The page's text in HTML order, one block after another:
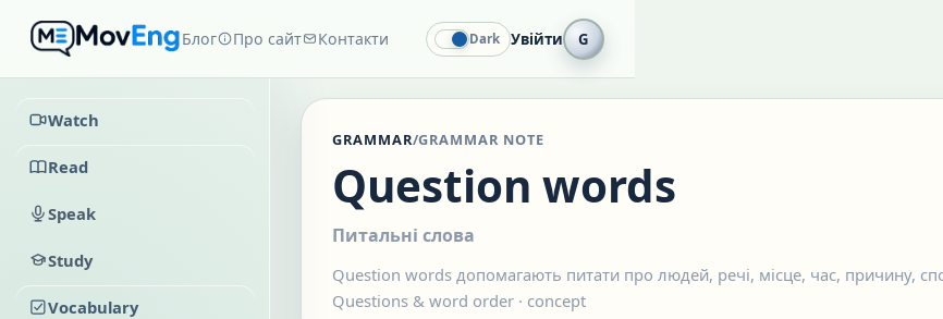
Блог Про сайт Контакти Dark Увійти G
Watch
Read
Speak
Study
Vocabulary
GRAMMAR/GRAMMAR NOTE
Question words
Питальні слова
Question words допомагають питати про людей, речі, місце, час, причину,
Questions & word order · concept